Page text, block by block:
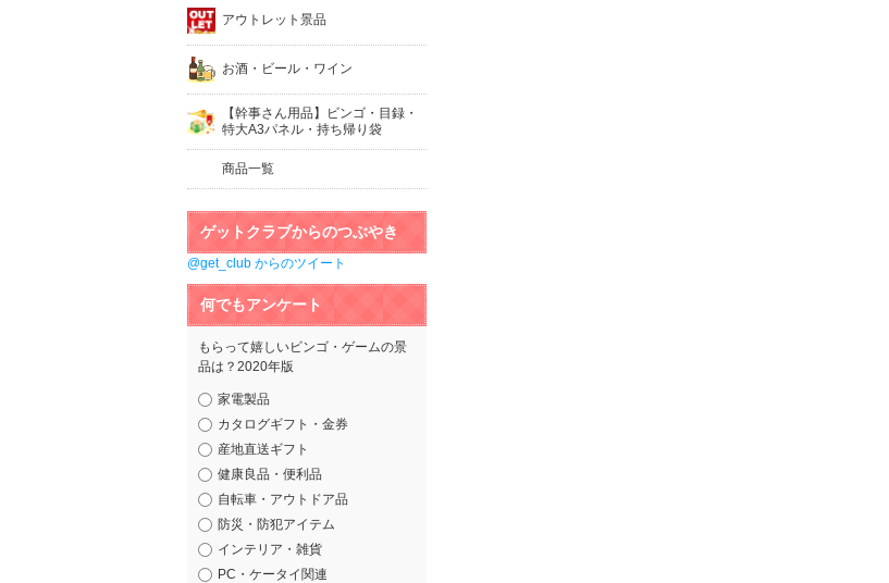
アウトレット景品
お酒・ビール・ワイン
【幹事さん用品】ビンゴ・目録・
特大A3パネル・持ち帰り袋
商品一覧
ゲットクラブからのつぶやき
@get_club からのツイート
何でもアンケート
もらって嬉しいビンゴ・ゲームの景
品は？2020年版
家電製品
カタログギフト・金券
産地直送ギフト
健康良品・便利品
自転車・アウトドア品
防災・防犯アイテム
インテリア・雑貨
PC・ケータイ関連